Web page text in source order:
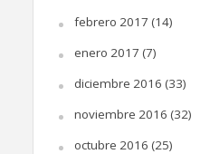
febrero 2017 (14)
enero 2017 (7)
diciembre 2016 (33)
noviembre 2016 (32)
octubre 2016 (25)